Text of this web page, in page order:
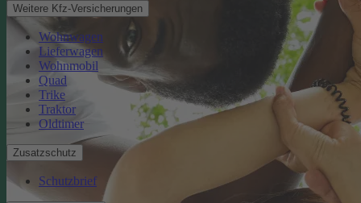
Weitere Kfz-Versicherungen
Wohnwagen
Lieferwagen
Wohnmobil
Quad
Trike
Traktor
Oldtimer
Zusatzschutz
Schutzbrief